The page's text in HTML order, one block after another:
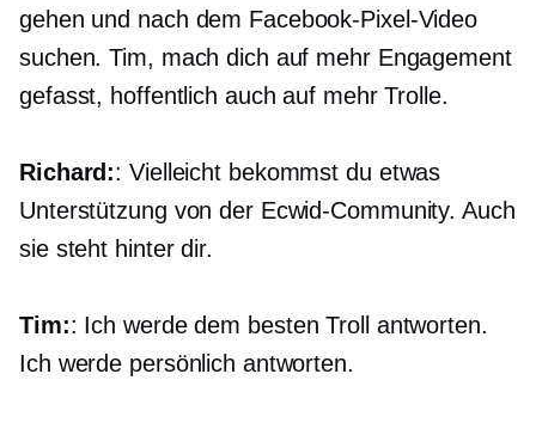
gehen und nach dem Facebook-Pixel-Video
suchen. Tim, mach dich auf mehr Engagement
gefasst, hoffentlich auch auf mehr Trolle.
Richard:: Vielleicht bekommst du etwas
Unterstützung von der Ecwid-Community. Auch
sie steht hinter dir.
Tim:: Ich werde dem besten Troll antworten.
Ich werde persönlich antworten.